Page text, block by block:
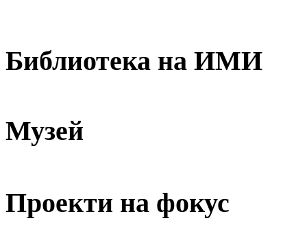
Библиотека на ИМИ
Музей
Проекти на фокус